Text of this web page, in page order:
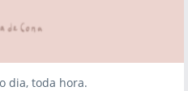
dia, toda hora.